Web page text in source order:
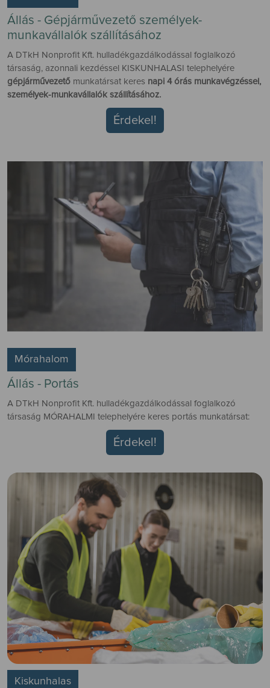
Állás - Gépjárművezető személyek-
munkavállalók szállításához
A DTkH Nonprofit Kft. hulladékgazdálkodással foglalkozó
társaság, azonnali kezdéssel KISKUNHALASI telephelyére
gépjárművezető munkatársat keres napi 4 órás munkavégzéssel,
személyek-munkavállalók szállításához.
Érdekel!
Mórahalom
Állás - Portás
A DTkH Nonprofit Kft. hulladékgazdálkodással foglalkozó
társaság MÓRAHALMI telephelyére keres portás munkatársat:
Érdekel!
Kiskunhalas